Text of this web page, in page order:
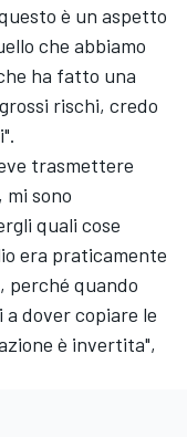
è un aspetto
che abbiamo
ha fatto una
rischi, credo
trasmettere
sono
quali cose
era praticamente
perché quando
dover copiare le
è invertita",